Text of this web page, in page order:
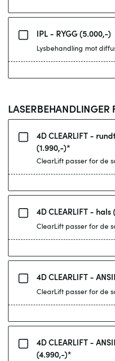
IPL - RYGG (5.000,-)
Lysbehandling mot
LASERBEHANDLINGER
4D CLEARLIFT -
(1.990,-)*
ClearLift passer for de
4D CLEARLIFT -
ClearLift passer for de
4D CLEARLIFT -
ClearLift passer for de
4D CLEARLIFT -
(4.990,-)*